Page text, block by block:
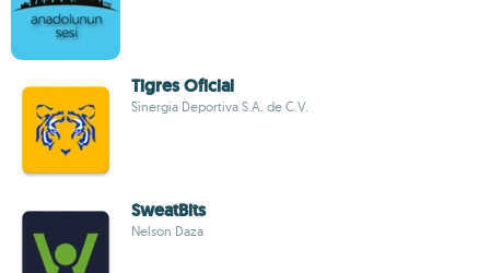
Tigres Oficial
Sinergia Deportiva S.A. de C.V.
SweatBits
Nelson Daza